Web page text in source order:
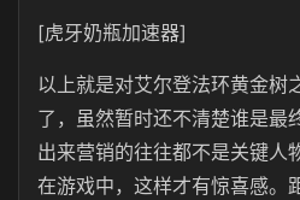
[虎牙奶瓶加速器]
以上就是对艾尔登法环黄金树
了，虽然暂时还不清楚谁是最
出来营销的往往都不是关键人
在游戏中，这样才有惊喜感。